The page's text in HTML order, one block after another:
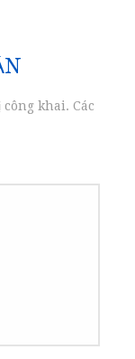
công khai. Các